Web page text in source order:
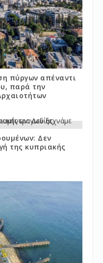
πύργων απέναντι
παρά την
Δεν
της κυπριακής